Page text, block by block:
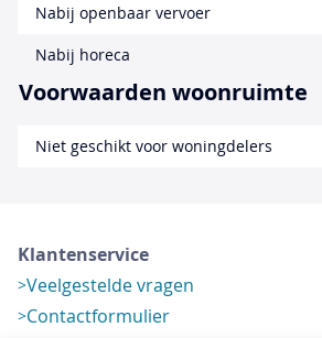
Nabij openbaar vervoer
Nabij horeca
Voorwaarden woonruimte
Niet geschikt voor woningdelers
Klantenservice
Veelgestelde vragen
Contactformulier